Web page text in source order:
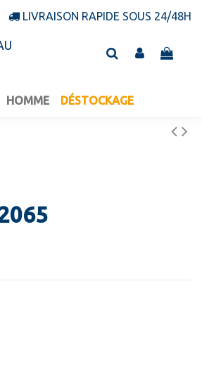
LIVRAISON RAPIDE SOUS 24/48H
HOMME DÉSTOCKAGE